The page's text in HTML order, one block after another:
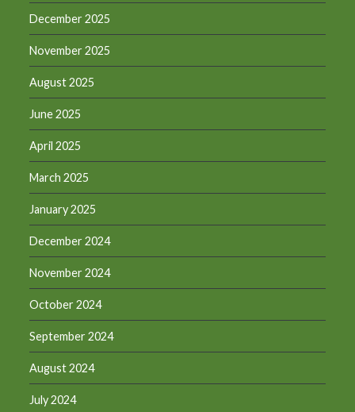
December 2025
November 2025
August 2025
June 2025
April 2025
March 2025
January 2025
December 2024
November 2024
October 2024
September 2024
August 2024
July 2024